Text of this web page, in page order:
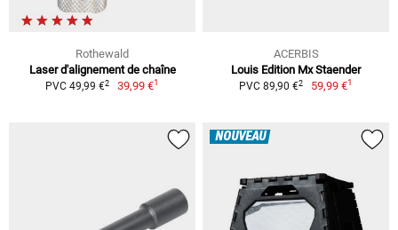
Rothewald
Laser d'alignement de chaîne
PVC 49,99 €2 39,99 €1
ACERBIS
Louis Edition Mx Staender
PVC 89,90 €2 59,99 €1
NOUVEAU